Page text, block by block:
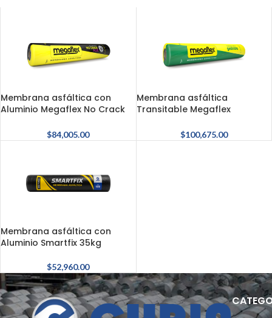
Membrana asfáltica con
Aluminio Megaflex No Crack
$84,005.00
Membrana asfáltica
Transitable Megaflex
$100,675.00
Membrana asfáltica con
Aluminio Smartfix 35kg
$52,960.00